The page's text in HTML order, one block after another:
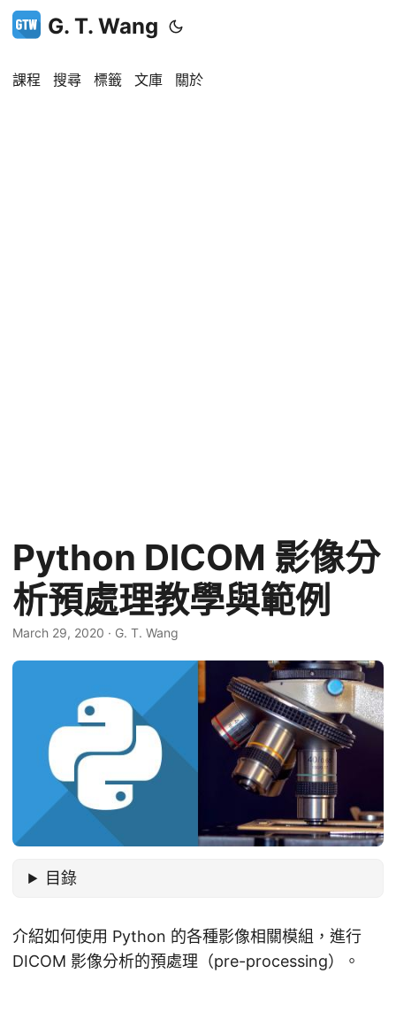
G. T. Wang
課程 搜尋 標籤 文庫 關於
Python DICOM 影像分
析預處理教學與範例
March 29, 2020 · G. T. Wang
目錄
介紹如何使用 Python 的各種影像相關模組，進行
DICOM 影像分析的預處理（pre-processing）。